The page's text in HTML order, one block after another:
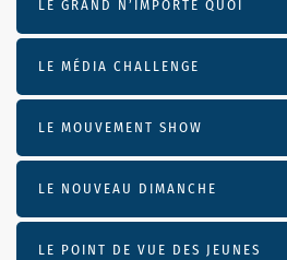
LE GRAND N’IMPORTE QUOI
LE MÉDIA CHALLENGE
LE MOUVEMENT SHOW
LE NOUVEAU DIMANCHE
LE POINT DE VUE DES JEUNES